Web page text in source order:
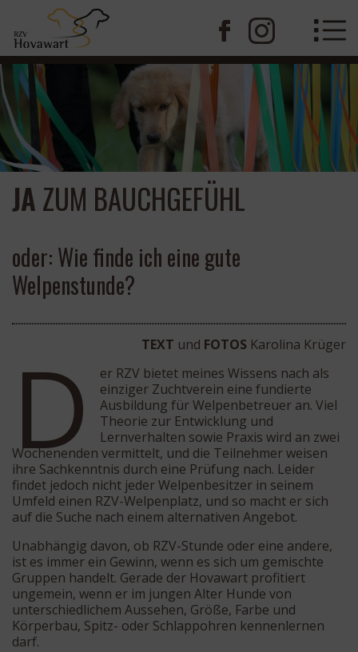
JAZUM BAUCHGEFÜHL
oder: Wie finde ich eine gute
Welpenstunde?
TEXT und FOTOS Karolina Krüger
D
er RZV bietet meines Wissens nach als
einziger Zuchtverein eine fundierte
Ausbildung für Welpenbetreuer an. Viel
Theorie zur Entwicklung und
Lernverhalten sowie Praxis wird an zwei
Wochenenden vermittelt, und die Teilnehmer weisen
ihre Sachkenntnis durch eine Prüfung nach. Leider
findet jedoch nicht jeder Welpenbesitzer in seinem
Umfeld einen RZV-Welpenplatz, und so macht er sich
auf die Suche nach einem alternativen Angebot.
Unabhängig davon, ob RZV-Stunde oder eine andere,
ist es immer ein Gewinn, wenn es sich um gemischte
Gruppen handelt. Gerade der Hovawart profitiert
ungemein, wenn er im jungen Alter Hunde von
unterschiedlichem Aussehen, Größe, Farbe und
Körperbau, Spitz- oder Schlappohren kennenlernen
darf.